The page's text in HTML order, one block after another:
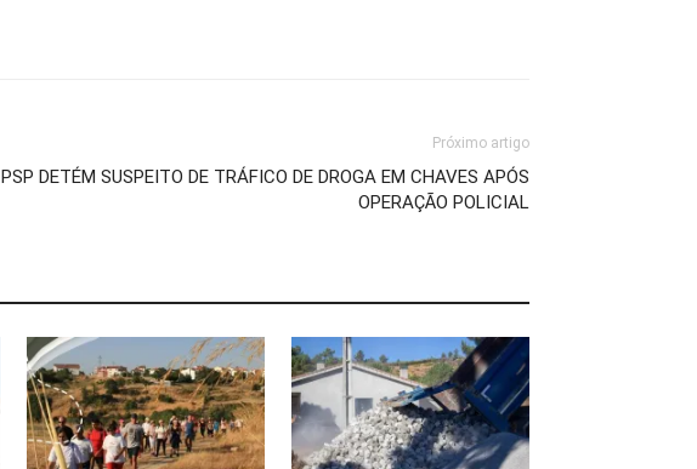
Próximo artigo
PSP DETÉM SUSPEITO DE TRÁFICO DE DROGA EM CHAVES APÓS
OPERAÇÃO POLICIAL